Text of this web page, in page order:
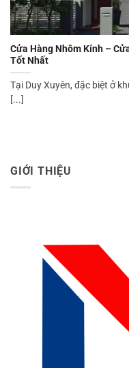
Cửa Hàng Nhôm Kính –
Tốt Nhất
Tại Duy Xuyên, đặc biệt ở
[...]
GIỚI THIỆU